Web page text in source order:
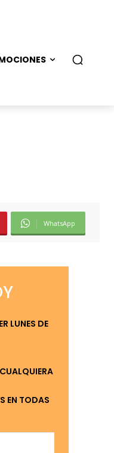
WhatsApp
LUNES DE
EN TODAS